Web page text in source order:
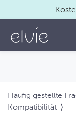
Häufig gestellte
Kompatibilität ⟩